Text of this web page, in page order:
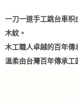
【大哥付你分期使用說
1.本服務由台灣大哥大
流程，驗證手機門號後
成交易。
AFTEE先享後付
相關說明
AFTEE先享後付是「在
３．安心：先確認商品
ATM付款
一刀一道手工跳台車
木紋。
木工職人卓越的百年
溫柔由台灣百年傳承工